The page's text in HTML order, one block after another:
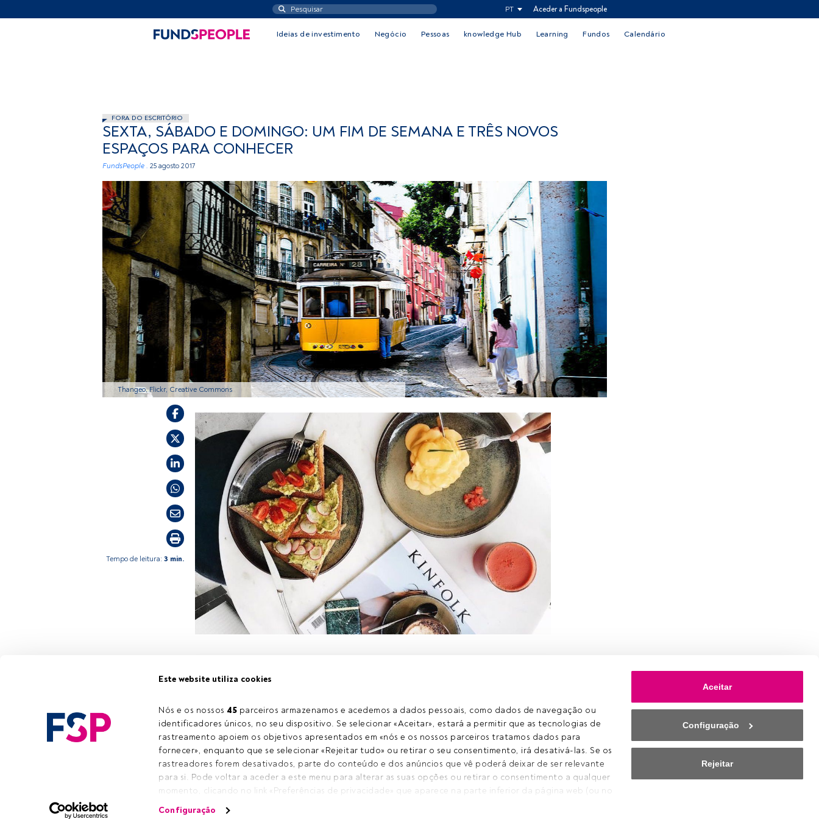
Este website utiliza cookies
Nós e os nossos 45 parceiros armazenamos e acedemos a dados pessoais, como dados de navegação ou
identificadores únicos, no seu dispositivo. Se selecionar «Aceitar», estará a permitir que as tecnologias de
rastreamento apoiem os objetivos apresentados em «nós e os nossos parceiros tratamos dados para
fornecer», enquanto que se selecionar «Rejeitar tudo» ou retirar o seu consentimento, irá desativá-las. Se os
rastreadores forem desativados, parte do conteúdo e dos anúncios que vê poderá deixar de ser relevante
para si. Pode voltar a aceder a este menu para alterar as suas opções ou retirar o consentimento a qualquer
momento, clicando no link «Preferências de privacidade» que aparece na parte inferior da página web (ou no
Configuração
Aceitar
Configuração
Rejeitar
PT Aceder a Fundspeople
Ideias de investimento Negócio Pessoas knowledge Hub Learning Fundos Calendário
FORA DO ESCRITÓRIO
SEXTA, SÁBADO E DOMINGO: UM FIM DE SEMANA E TRÊS NOVOS
ESPAÇOS PARA CONHECER
FundsPeople . 25 agosto 2017
Thangeo, Flickr, Creative Commons
Tempo de leitura: 3 min.
Este é um artigo exclusivo para os utilizadores registados da FundsPeople. Se já
convidamo-lo a registar-se e a desfrutar de todo o universo que a
FundsPeople oferece.
Aceder a Fundspeople
E-mail contacto